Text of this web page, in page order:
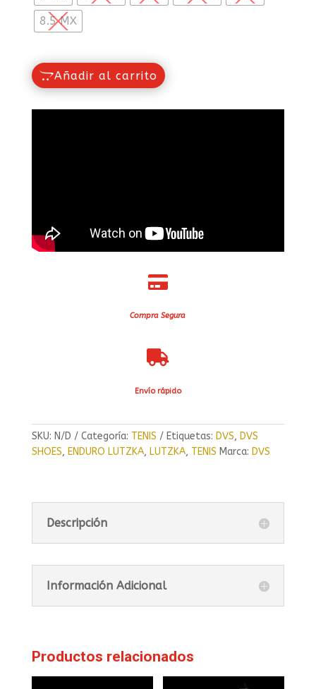
8.5 MX
Añadir al carrito

Compra Segura

Envío rápido
SKU: N/D Categoría: TENIS Etiquetas: DVS, DVS
SHOES, ENDURO LUTZKA, LUTZKA, TENIS Marca: DVS
Descripción
Información Adicional
Productos relacionados